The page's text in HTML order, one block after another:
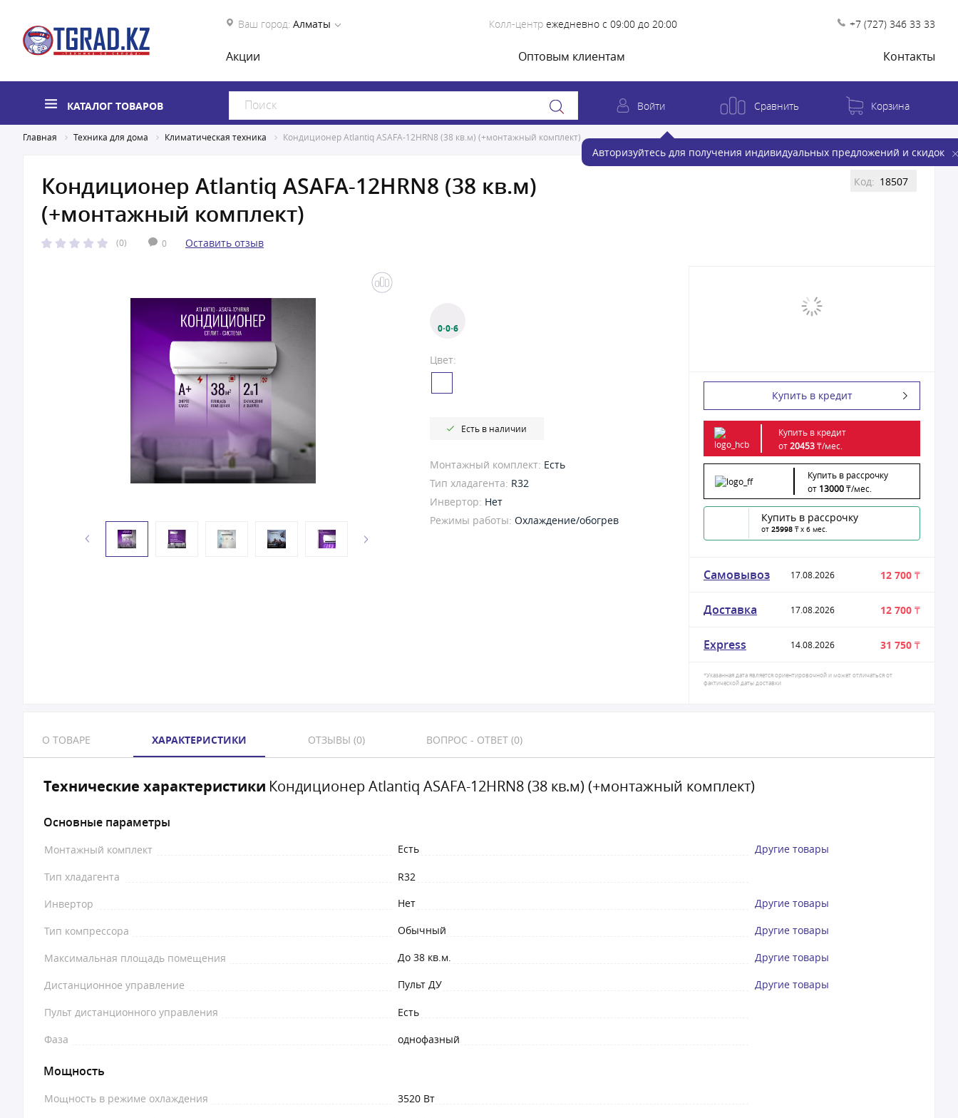
Ваш город: Алматы Колл-центр ежедневно с 09:00 до 20:00 +7 (727) 346 33 33
Акции Оптовым клиентам Контакты
КАТАЛОГ ТОВАРОВ Войти
Авторизуйтесь для получения индивидуальных предложений и скидок
Сравнить Корзина
Главная Техника для дома Климатическая техника Кондиционер Atlantiq ASAFA-12HRN8 (38 кв.м) (+монтажный комплект)
Кондиционер Atlantiq ASAFA-12HRN8 (38 кв.м)
(+монтажный комплект)
(0) 0 Оставить отзыв
Код: 18507
0·0·6
Цвет:
Есть в наличии
Монтажный комплект: Есть
Тип хладагента: R32
Инвертор: Нет
Режимы работы: Охлаждение/обогрев
Купить в кредит
Купить в кредит
от20453₸/мес.
Купить в рассрочку
от 13000₸/мес.
Купить в рассрочку
от 25998 ₸ x 6 мес.
Самовывоз 17.08.2026 12 700 ₸
Доставка 17.08.2026 12 700 ₸
Express 14.08.2026 31 750 ₸
*Указанная дата является ориентировочной и может отличаться от
фактической даты доставки
О ТОВАРЕ ХАРАКТЕРИСТИКИ ОТЗЫВЫ (0) ВОПРОС - ОТВЕТ (0)
Технические характеристики Кондиционер Atlantiq ASAFA-12HRN8 (38 кв.м) (+монтажный комплект)
Основные параметры
Монтажный комплект Есть Другие товары
Тип хладагента
R32
Инвертор
Нет Другие товары
Тип компрессора Обычный Другие товары
Максимальная площадь помещения До 38 кв.м. Другие товары
Дистанционное управление Пульт ДУ Другие товары
Пульт дистанционного управления
Есть
Фаза
однофазный
Мощность
Мощность в режиме охлаждения
3520 Вт